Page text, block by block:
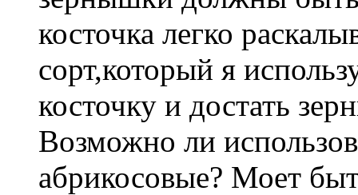
косточка легко
сорт,который я
косточку и достать
Возможно ли
абрикосовые? Моет